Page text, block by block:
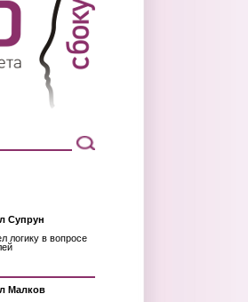
Супрун
логику в вопросе
Малков